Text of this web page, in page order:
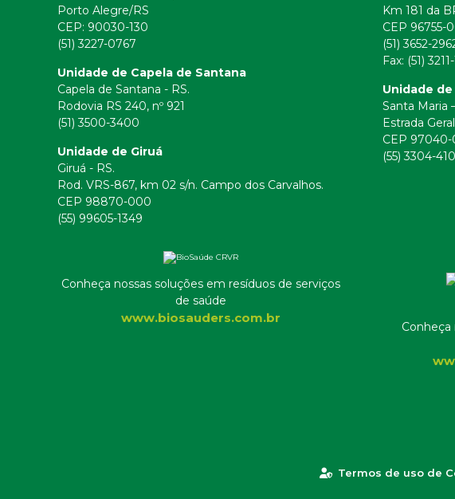
Porto Alegre/RS
CEP: 90030-130
(51) 3227-0767
Unidade de Capela de Santana
Capela de Santana - RS.
Rodovia RS 240, nº 921
(51) 3500-3400
Unidade de Giruá
Giruá - RS.
Rod. VRS-867, km 02 s/n. Campo dos Carvalhos.
CEP 98870-000
(55) 99605-1349
Km 181 da
CEP 96755-
(51) 3652-
Fax: (51)
Unidade
Santa Maria
Estrada
CEP
(55) 3304-
Conheça nossas soluções em resíduos de serviços
de saúde
www.biosauders.com.br
Termos de uso de